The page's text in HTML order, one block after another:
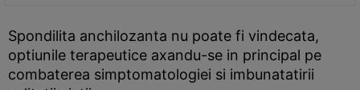
Spondilita anchilozanta nu poate fi vindecata,
optiunile terapeutice axandu-se in principal pe
combaterea simptomatologiei si imbunatatirii